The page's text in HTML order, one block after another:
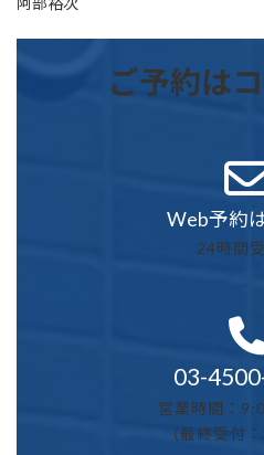
ご予約は
Web予約
24時間
03-
営業時間：
（最終受付